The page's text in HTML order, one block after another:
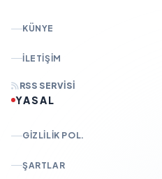
KÜNYE
İLETIŞIM
RSS SERVISI
YASAL
GIZLILIK POL.
ŞARTLAR